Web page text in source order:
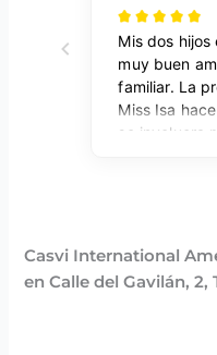
Casvi International
en Calle del Gavilán, 2,